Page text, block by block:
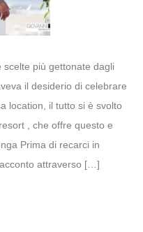
più gettonate dagli
il desiderio di celebrare
location, il tutto si è svolto
, che offre questo e
Prima di recarci in
attraverso […]